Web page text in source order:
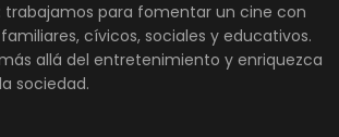
trabajamos para fomentar un cine con
cívicos, sociales y educativos.
allá del entretenimiento y enriquezca
sociedad.